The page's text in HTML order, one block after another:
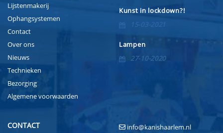
Lijstenmakerij
Ophangsystemen
Contact
Over ons
Nieuws
Technieken
Bezorging
Algemene voorwaarden
Kunst in lockdown?!
15-03-2021
Lampen
27-10-2020
CONTACT info@kanishaarlem.nl